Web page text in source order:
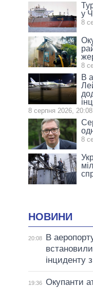
у
8
8
В
8 серпня 2026, 20:08
8
НОВИНИ
20:08
В
інциденту
19:36 Окупанти